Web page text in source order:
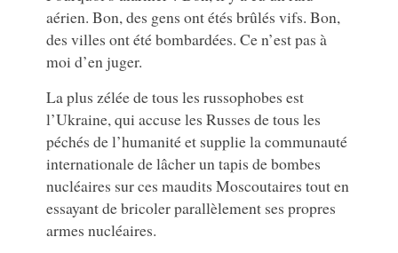
aérien. Bon, des gens ont étés brûlés vifs. Bon,
des villes ont été bombardées. Ce n’est pas à
moi d’en juger.
La plus zélée de tous les russophobes est
l’Ukraine, qui accuse les Russes de tous les
péchés de l’humanité et supplie la communauté
internationale de lâcher un tapis de bombes
nucléaires sur ces maudits Moscoutaires tout en
essayant de bricoler parallèlement ses propres
armes nucléaires.